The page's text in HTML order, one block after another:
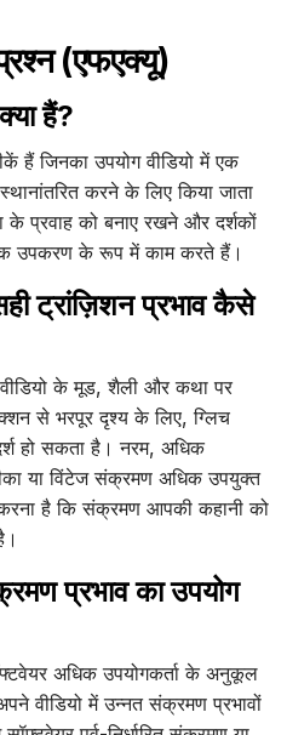
(एफएक्यू)
हैं?
हैं जिनका उपयोग वीडियो में एक
करने के लिए किया जाता
प्रवाह को बनाए रखने और दर्शकों
उपकरण के रूप में काम करते हैं।
ट्रांज़िशन प्रभाव कैसे
के मूड, शैली और कथा पर
से भरपूर दृश्य के लिए, ग्लिच
हो सकता है। नरम, अधिक
या विंटेज संक्रमण अधिक उपयुक्त
है कि संक्रमण आपकी कहानी को
प्रभाव का उपयोग
अधिक उपयोगकर्ता के अनुकूल
वीडियो में उन्नत संक्रमण प्रभावों